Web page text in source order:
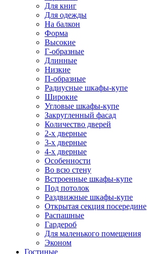
Для книг
Для одежды
На балкон
Форма
Высокие
Г-образные
Длинные
Низкие
П-образные
Радиусные шкафы-купе
Широкие
Угловые шкафы-купе
Закругленный фасад
Количество дверей
2-х дверные
3-х дверные
4-х дверные
Особенности
Во всю стену
Встроенные шкафы-купе
Под потолок
Раздвижные шкафы-купе
Открытая секция посередине
Распашные
Гардероб
Для маленького помещения
Эконом
Гостиные